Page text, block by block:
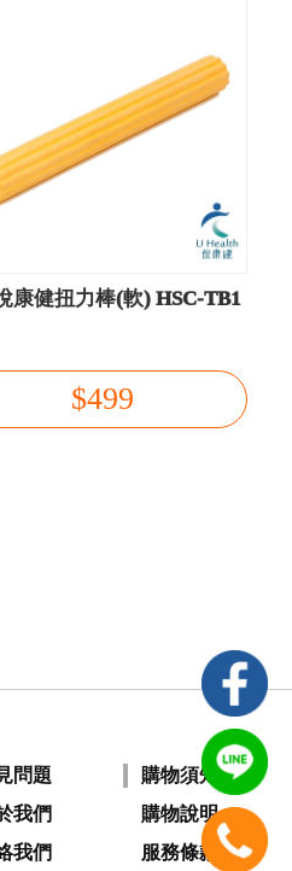
康健扭力棒(軟) HSC-TB1
$499
問題
我們
我們
購物須知
購物說明
服務條款